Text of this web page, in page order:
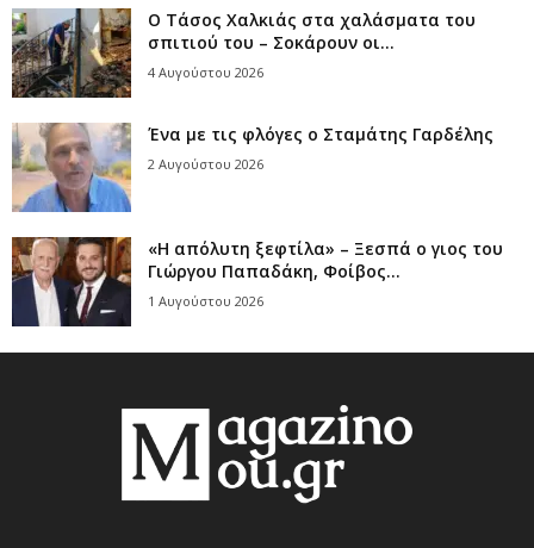
Ο Τάσος Χαλκιάς στα χαλάσματα του
σπιτιού του – Σοκάρουν οι...
4 Αυγούστου 2026
Ένα με τις φλόγες ο Σταμάτης Γαρδέλης
2 Αυγούστου 2026
«Η απόλυτη ξεφτίλα» – Ξεσπά ο γιος του
Γιώργου Παπαδάκη, Φοίβος...
1 Αυγούστου 2026